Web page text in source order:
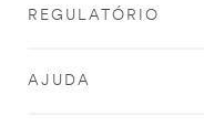
REGULATÓRIO
AJUDA